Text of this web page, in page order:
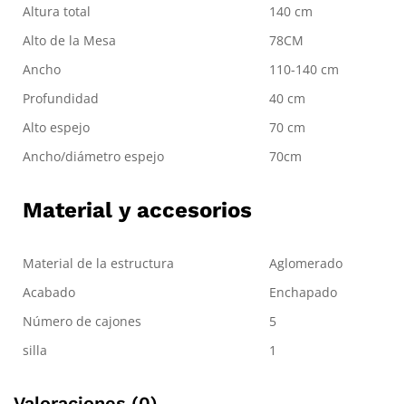
Altura total
140 cm
Alto de la Mesa
78CM
Ancho
110-140 cm
Profundidad
40 cm
Alto espejo
70 cm
Ancho/diámetro espejo
70cm
Material y accesorios
Material de la estructura
Aglomerado
Acabado
Enchapado
Número de cajones
5
silla
1